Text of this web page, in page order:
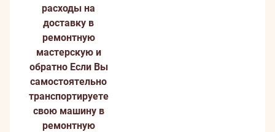
расходы на
доставку в
ремонтную
мастерскую и
обратно Если Вы
самостоятельно
транспортируете
свою машину в
ремонтную